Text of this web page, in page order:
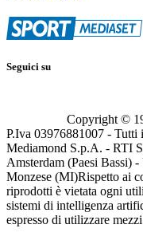
Seguici su
Copyright ©
P.Iva 03976881007 -
Mediamond S.p.A. - RTI
Amsterdam (Paesi Bassi)
Monzese (MI)Rispetto ai
riprodotti è vietata ogni
sistemi di intelligenza
espresso di utilizzare